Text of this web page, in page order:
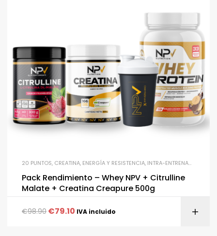
20 PUNTOS, CREATINA, ENERGÍA Y RESISTENCIA, INTRA-ENTRENAMIENTO
Pack Rendimiento – Whey NPV + Citrulline
Malate + Creatina Creapure 500g
€98.90 €79.10 IVA incluido